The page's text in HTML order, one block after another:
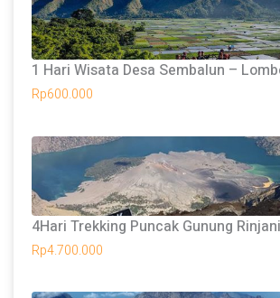
1 Hari Wisata Desa Sembalun –
Rp600.000
4Hari Trekking Puncak Gunung
Rp4.700.000